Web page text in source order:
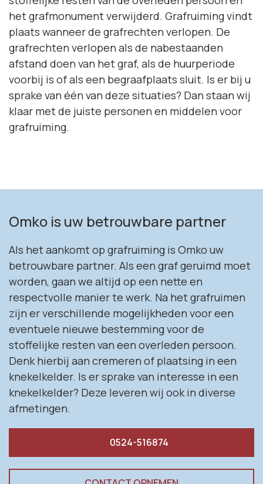
het grafmonument verwijderd. Grafruiming vindt
plaats wanneer de grafrechten verlopen. De
grafrechten verlopen als de nabestaanden
afstand doen van het graf, als de huurperiode
voorbij is of als een begraafplaats sluit. Is er bij u
sprake van één van deze situaties? Dan staan wij
klaar met de juiste personen en middelen voor
grafruiming.
Omko is uw betrouwbare partner
Als het aankomt op grafruiming is Omko uw
betrouwbare partner. Als een graf geruimd moet
worden, gaan we altijd op een nette en
respectvolle manier te werk. Na het grafruimen
zijn er verschillende mogelijkheden voor een
eventuele nieuwe bestemming voor de
stoffelijke resten van een overleden persoon.
Denk hierbij aan cremeren of plaatsing in een
knekelkelder. Is er sprake van interesse in een
knekelkelder? Deze leveren wij ook in diverse
afmetingen.
0524-516874